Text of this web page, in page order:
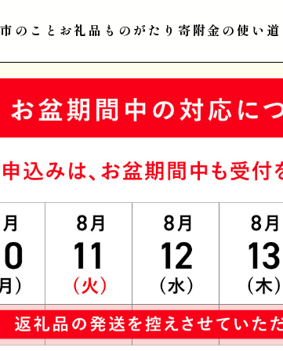
のこと お礼品ものがたり 寄附金の使い道